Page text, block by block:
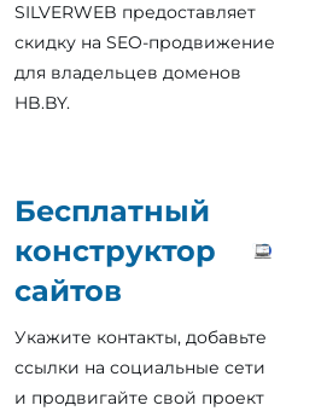
Бесплатный
конструктор
сайтов
Укажите контакты, добавьте
ссылки на социальные сети
и продвигайте свой проект
SILVERWEB предоставляет
скидку на SEO-продвижение
для владельцев доменов
HB.BY.